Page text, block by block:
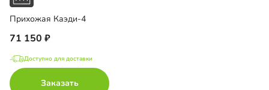
Прихожая Каэди-4
71 150
Доступно для доставки
Заказать